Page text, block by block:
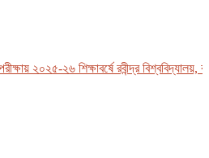
২০২৫-২৬ শিক্ষাবর্ষে রবীন্দ্র বিশ্ববিদ্যালয়,